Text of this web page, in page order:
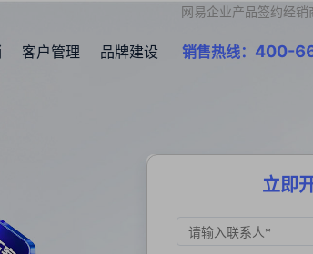
网易企业产品签约经
客户管理 品牌建设 销售热线： 400-
立即